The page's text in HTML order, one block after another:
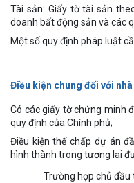
Tài sản: Giấy tờ tài sản
doanh bất động sản và các
Một số quy định pháp luật
Điều kiện chung đối với
Có các giấy tờ chứng minh
quy định của Chính phủ;
Điều kiện thế chấp dự án
hình thành trong tương lai
Trường hợp chủ